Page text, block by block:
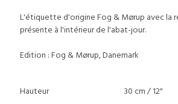
L'étiquette d'origine Fog & Mørup avec la
présente à l'intérieur de l'abat-jour.
Edition : Fog & Mørup, Danemark
Hauteur
30 cm / 12"